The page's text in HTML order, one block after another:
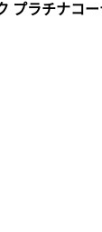
プラチナコー